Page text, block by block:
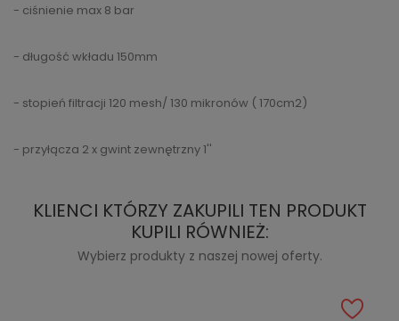
- ciśnienie max 8 bar
- długość wkładu 150mm
- stopień filtracji 120 mesh/ 130 mikronów ( 170cm2)
- przyłącza 2 x gwint zewnętrzny 1''
KLIENCI KTÓRZY ZAKUPILI TEN PRODUKT
KUPILI RÓWNIEŻ:
Wybierz produkty z naszej nowej oferty.